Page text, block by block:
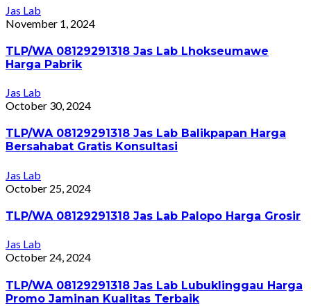
Jas Lab
November 1, 2024
TLP/WA 08129291318 Jas Lab Lhokseumawe
Harga Pabrik
Jas Lab
October 30, 2024
TLP/WA 08129291318 Jas Lab Balikpapan Harga
Bersahabat Gratis Konsultasi
Jas Lab
October 25, 2024
TLP/WA 08129291318 Jas Lab Palopo Harga Grosir
Jas Lab
October 24, 2024
TLP/WA 08129291318 Jas Lab Lubuklinggau Harga
Promo Jaminan Kualitas Terbaik